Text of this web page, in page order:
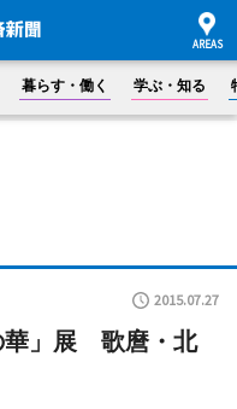
暮らす・働く 学ぶ・知る
2015.07.27
華」展 歌麿・北